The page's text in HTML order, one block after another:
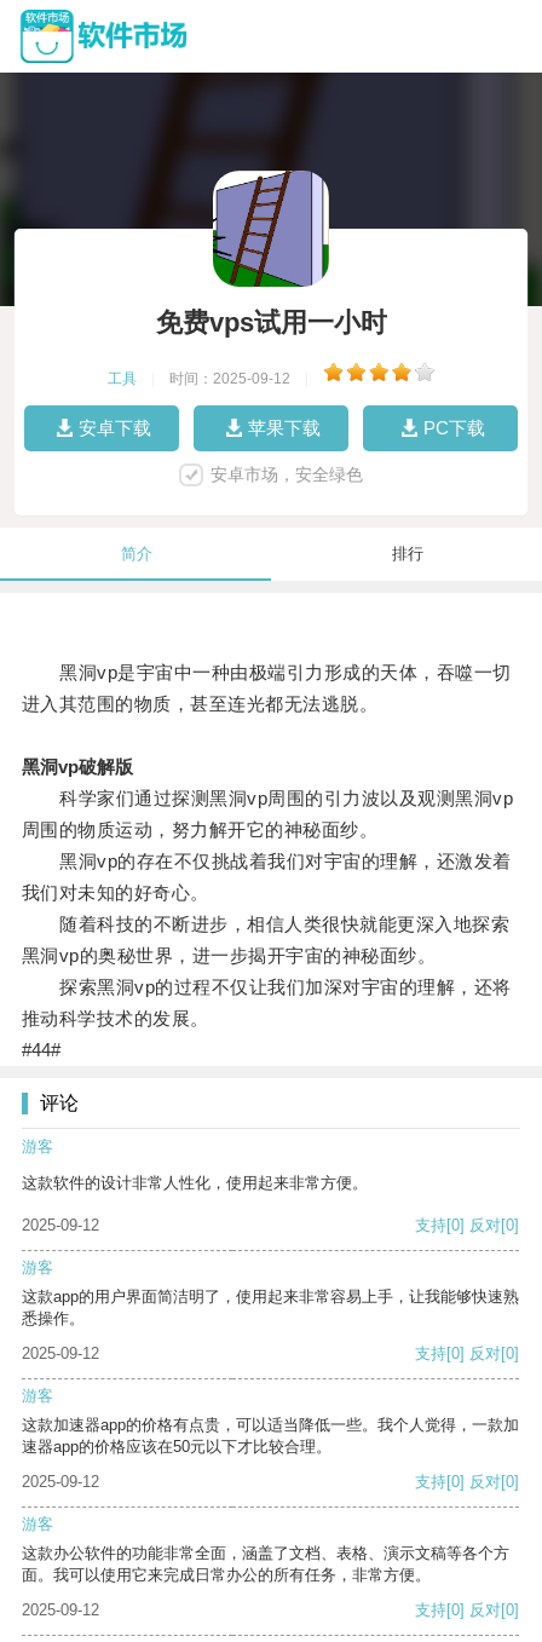
免费vps试用一小时
工具 时间：2025-09-12
安卓下载 苹果下载 PC下载
安卓市场，安全绿色
简介 排行
黑洞vp是宇宙中一种由极端引力形成的天体，吞噬一切
进入其范围的物质，甚至连光都无法逃脱。
黑洞vp破解版
科学家们通过探测黑洞vp周围的引力波以及观测黑洞vp
周围的物质运动，努力解开它的神秘面纱。
黑洞vp的存在不仅挑战着我们对宇宙的理解，还激发着
我们对未知的好奇心。
随着科技的不断进步，相信人类很快就能更深入地探索
黑洞vp的奥秘世界，进一步揭开宇宙的神秘面纱。
探索黑洞vp的过程不仅让我们加深对宇宙的理解，还将
推动科学技术的发展。
#44#
评论
游客
这款软件的设计非常人性化，使用起来非常方便。
2025-09-12 支持[0] 反对[0]
游客
这款app的用户界面简洁明了，使用起来非常容易上手，让我能够快速熟
悉操作。
2025-09-12
支持[0] 反对[0]
游客
这款加速器app的价格有点贵，可以适当降低一些。我个人觉得，一款加
速器app的价格应该在50元以下才比较合理。
2025-09-12
支持[0] 反对[0]
游客
这款办公软件的功能非常全面，涵盖了文档、表格、演示文稿等各个方
面。我可以使用它来完成日常办公的所有任务，非常方便。
2025-09-12
支持[0] 反对[0]